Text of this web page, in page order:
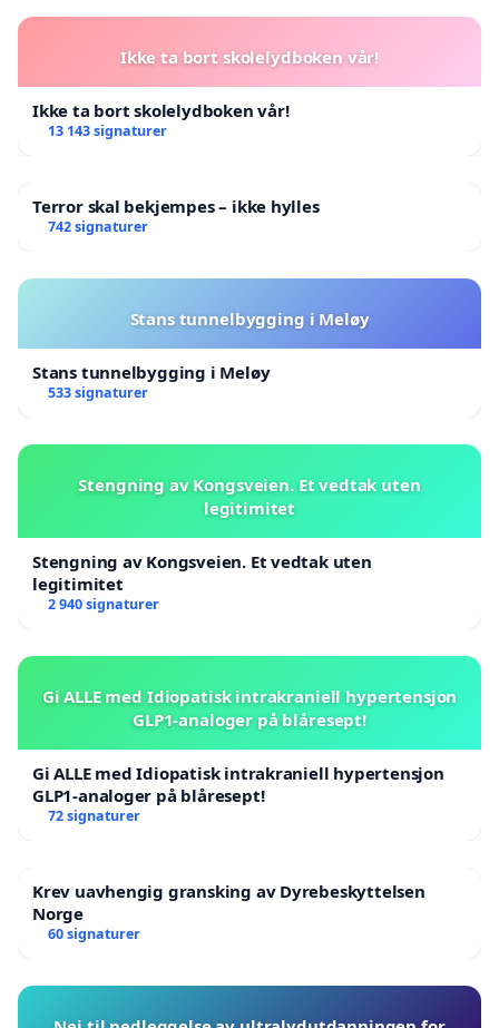
Ikke ta bort skolelydboken vår!
Ikke ta bort skolelydboken vår!
13 143 signaturer
Terror skal bekjempes – ikke hylles
742 signaturer
Stans tunnelbygging i Meløy
Stans tunnelbygging i Meløy
533 signaturer
Stengning av Kongsveien. Et vedtak uten
legitimitet
Stengning av Kongsveien. Et vedtak uten
legitimitet
2 940 signaturer
Gi ALLE med Idiopatisk intrakraniell hypertensjon
GLP1-analoger på blåresept!
Gi ALLE med Idiopatisk intrakraniell hypertensjon
GLP1-analoger på blåresept!
72 signaturer
Krev uavhengig gransking av Dyrebeskyttelsen
Norge
60 signaturer